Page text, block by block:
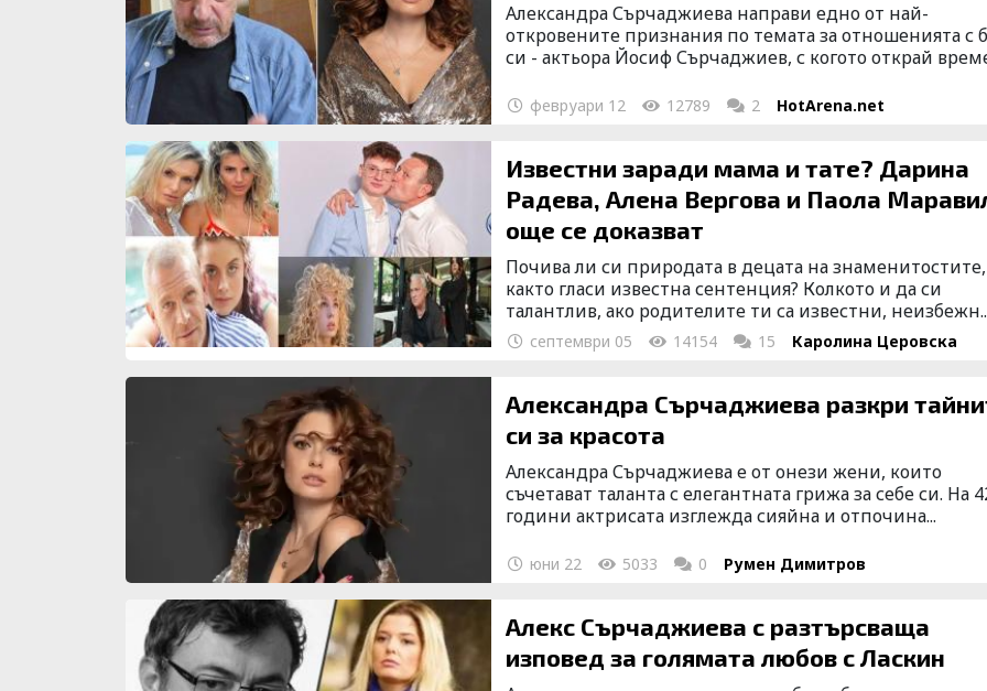
Александра Сърчаджиева направи едно от най-
откровените признания по темата за отношенията с
си - актьора Йосиф Сърчаджиев, с когото открай
февруари 12 12789 2 HotArena.net
Известни заради мама и тате? Дарина
Радева, Алена Вергова и Паола
още се доказват
Почива ли си природата в децата на знаменитостите,
както гласи известна сентенция? Колкото и да си
талантлив, ако родителите ти са известни,
септември 05 14154 15 Каролина Церовска
Александра Сърчаджиева разкри
си за красота
Александра Сърчаджиева е от онези жени, които
съчетават таланта с елегантната грижа за себе си. На
години актрисата изглежда сияйна и отпочина...
юни 22 5033 0 Румен Димитров
Алекс Сърчаджиева с разтърсваща
изповед за голямата любов с Ласкин